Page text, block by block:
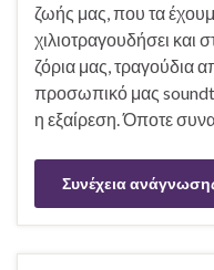
ζωής μας, που τα
χιλιοτραγουδήσει και
ζόρια μας, τραγούδια
προσωπικό μας
η εξαίρεση. Όποτε
Συνέχεια